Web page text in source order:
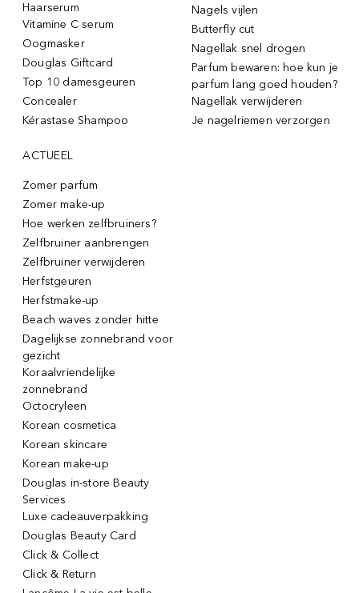
Haarserum
Vitamine C serum
Oogmasker
Douglas Giftcard
Top 10 damesgeuren
Concealer
Kérastase Shampoo
Nagels vijlen
Butterfly cut
Nagellak snel drogen
Parfum bewaren: hoe kun je
parfum lang goed houden?
Nagellak verwijderen
Je nagelriemen verzorgen
ACTUEEL
Zomer parfum
Zomer make-up
Hoe werken zelfbruiners?
Zelfbruiner aanbrengen
Zelfbruiner verwijderen
Herfstgeuren
Herfstmake-up
Beach waves zonder hitte
Dagelijkse zonnebrand voor
gezicht
Koraalvriendelijke
zonnebrand
Octocryleen
Korean cosmetica
Korean skincare
Korean make-up
Douglas in-store Beauty
Services
Luxe cadeauverpakking
Douglas Beauty Card
Click & Collect
Click & Return